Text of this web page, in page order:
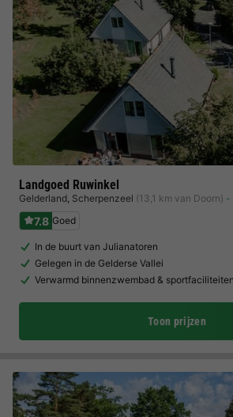
Landgoed Ruwinkel
Gelderland, Scherpenzeel (13,1 km van Doorn)
7.8 Goed
In de buurt van Julianatoren
Gelegen in de Gelderse Vallei
Verwarmd binnenzwembad & sportfaciliteiten
Toon prijzen